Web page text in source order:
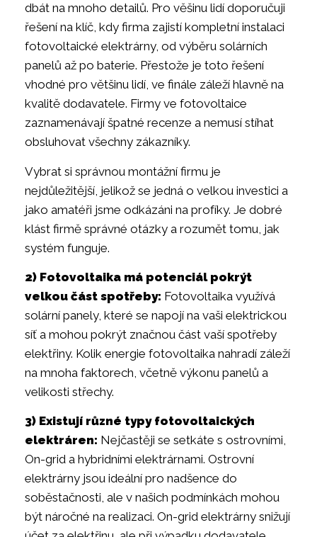
dbát na mnoho detailů. Pro věšinu lidí doporučuji
řešení na klíč, kdy firma zajistí kompletní instalaci
fotovoltaické elektrárny, od výběru solárních
panelů až po baterie. Přestože je toto řešení
vhodné pro většinu lidí, ve finále záleží hlavně na
kvalitě dodavatele. Firmy ve fotovoltaice
zaznamenávají špatné recenze a nemusí stíhat
obsluhovat všechny zákazníky.
Vybrat si správnou montážní firmu je
nejdůležitější, jelikož se jedná o velkou investici a
jako amatéři jsme odkázáni na profíky. Je dobré
klást firmě správné otázky a rozumět tomu, jak
systém funguje.
2) Fotovoltaika má potenciál pokrýt
velkou část spotřeby: Fotovoltaika využívá
solární panely, které se napojí na vaši elektrickou
síť a mohou pokrýt značnou část vaší spotřeby
elektřiny. Kolik energie fotovoltaika nahradí záleží
na mnoha faktorech, včetně výkonu panelů a
velikosti střechy.
3) Existují různé typy fotovoltaických
elektráren: Nejčastěji se setkáte s ostrovními,
On-grid a hybridními elektrárnami. Ostrovní
elektrárny jsou ideální pro nadšence do
soběstačnosti, ale v našich podmínkách mohou
být náročné na realizaci. On-grid elektrárny snižují